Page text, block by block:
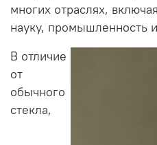
многих отраслях,
науку, промышленность
В отличие
от
обычного
стекла,